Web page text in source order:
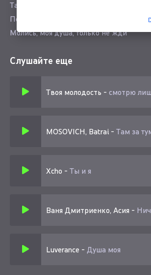
Там где птицы молчат, слёзы - ручьи
После каждой ночи рассвет впереди
Молись, моя душа, только не жди
Слушайте еще
Твоя молодость - смотрю лишь
MOSOVICH, Batrai - Там за
Xcho - Ты и я
Ваня Дмитриенко, Асия - Ничего
Luverance - Душа моя